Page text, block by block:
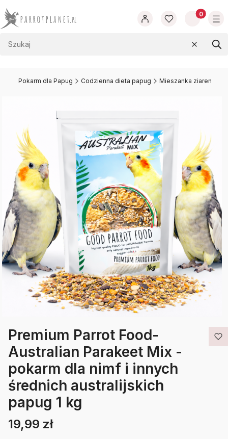
Produkty
Wyczyść
Pokarm dla Papug Codzienna dieta papug Mieszanka ziaren
Premium Parrot Food-
Australian Parakeet Mix -
pokarm dla nimf i innych
średnich australijskich
papug 1 kg
Etykiety
Cena
19,99 zł